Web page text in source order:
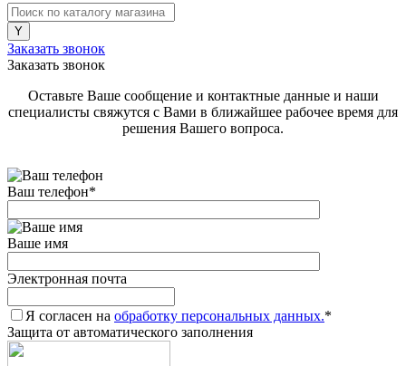
Заказать звонок
Заказать звонок
Оставьте Ваше сообщение и контактные данные и наши
специалисты свяжутся с Вами в ближайшее рабочее время для
решения Вашего вопроса.
Ваш телефон*
Ваше имя
Электронная почта
Я согласен на обработку персональных данных.*
Защита от автоматического заполнения